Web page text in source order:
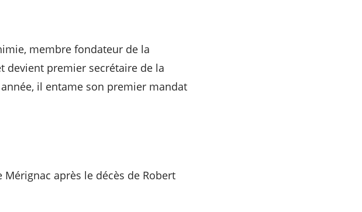
membre fondateur de la
devient premier secrétaire de la
il entame son premier mandat
après le décès de Robert